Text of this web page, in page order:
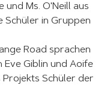
und Ms. O'Neill aus
Schüler in Gruppen
Road sprachen
Giblin und Aoife
Projekts Schüler der